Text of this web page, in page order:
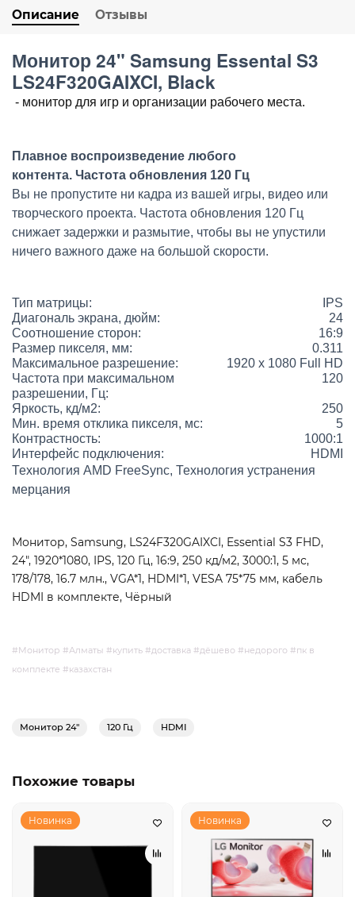
Описание Отзывы
Монитор 24" Samsung Essental S3
LS24F320GAIXCI, Black
- монитор для игр и организации рабочего места.
Плавное воспроизведение любого
контента. Частота обновления 120 Гц
Вы не пропустите ни кадра из вашей игры, видео или
творческого проекта. Частота обновления 120 Гц
снижает задержки и размытие, чтобы вы не упустили
ничего важного даже на большой скорости.
Тип матрицы:
IPS
Диагональ экрана, дюйм:
24
Соотношение сторон:
16:9
Размер пикселя, мм:
0.311
Максимальное разрешение:
1920 x 1080 Full HD
Частота при максимальном
разрешении, Гц:
120
Яркость, кд/м2:
250
Мин. время отклика пикселя, мс:
5
Контрастность:
1000:1
Интерфейс подключения:
HDMI
Технология AMD FreeSync, Технология устранения
мерцания
Монитор, Samsung, LS24F320GAIXCI, Essential S3 FHD,
24", 1920*1080, IPS, 120 Гц, 16:9, 250 кд/м2, 3000:1, 5 мс,
178/178, 16.7 млн., VGA*1, HDMI*1, VESA 75*75 мм, кабель
HDMI в комплекте, Чёрный
#Монитор #Алматы #купить #доставка #дёшево #недорого #пк в
комплекте #казахстан
Монитор 24" 120 Гц HDMI
Похожие товары
Новинка Новинка